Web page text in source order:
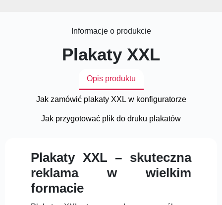
Informacje o produkcie
Plakaty XXL
Opis produktu
Jak zamówić plakaty XXL w konfiguratorze
Jak przygotować plik do druku plakatów
Plakaty XXL – skuteczna
reklama w wielkim
formacie